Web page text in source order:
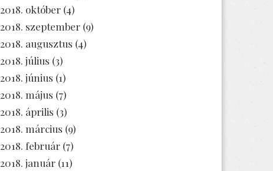
2018. október (4)
2018. szeptember (9)
2018. augusztus (4)
2018. július (3)
2018. június (1)
2018. május (7)
2018. április (3)
2018. március (9)
2018. február (7)
2018. január (11)